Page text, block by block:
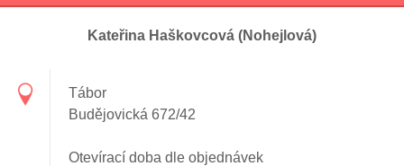
Kateřina Haškovcová (Nohejlová)
Tábor
Budějovická 672/42
Otevírací doba dle objednávek